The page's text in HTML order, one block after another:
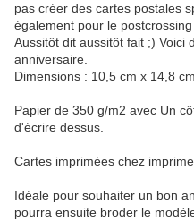
pas créer des cartes postales
également pour le
Aussitôt dit aussitôt fait ;) Voici
anniversaire.
Dimensions : 10,5 cm x 14,8 cm
Papier de 350 g/m2 avec Un
d'écrire dessus.
Cartes imprimées chez
Idéale pour souhaiter un bon
pourra ensuite broder le